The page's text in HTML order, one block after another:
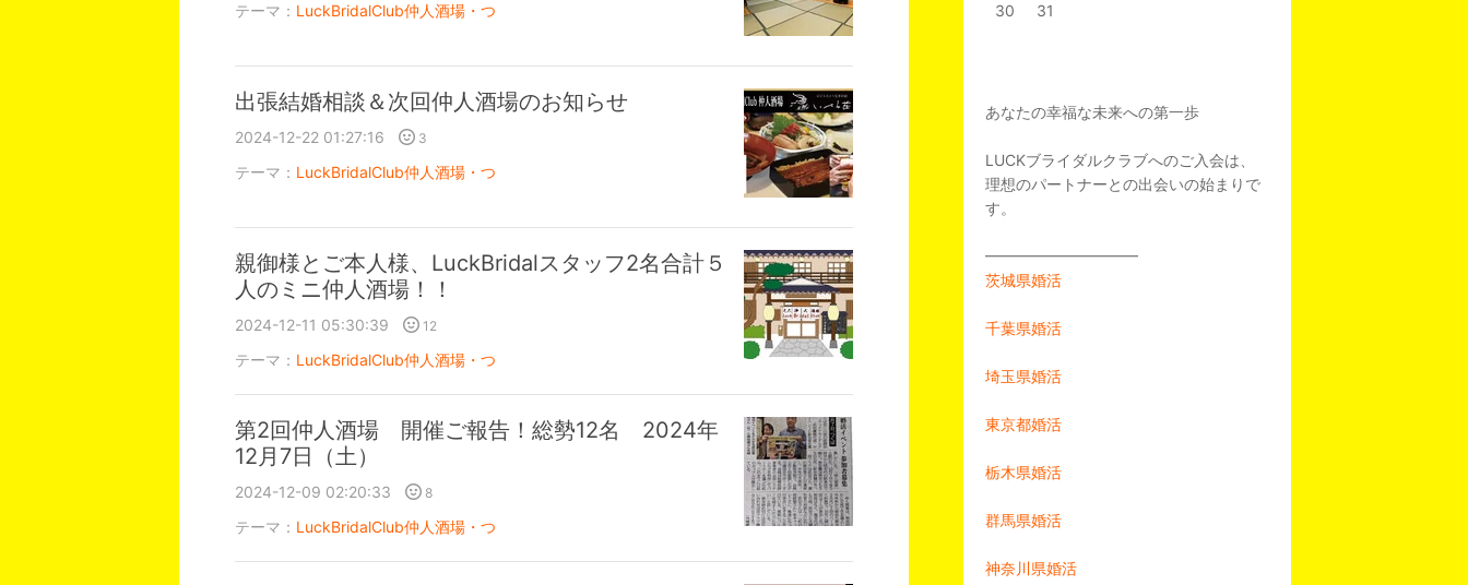
テーマ： LuckBridalClub仲人酒場・つ
出張結婚相談＆次回仲人酒場のお知らせ
2024-12-22 01:27:16 3
テーマ： LuckBridalClub仲人酒場・つ
親御様とご本人様、LuckBridalスタッフ2名合計５
人のミニ仲人酒場！！
2024-12-11 05:30:39 12
テーマ： LuckBridalClub仲人酒場・つ
第2回仲人酒場 開催ご報告！総勢12名 2024年
12月7日（土）
2024-12-09 02:20:33 8
テーマ： LuckBridalClub仲人酒場・つ
30 31
あなたの幸福な未来への第一歩
LUCKブライダルクラブへのご入会は、
理想のパートナーとの出会いの始まりで
す。
━━━━━━━━━━
茨城県婚活
千葉県婚活
埼玉県婚活
東京都婚活
栃木県婚活
群馬県婚活
神奈川県婚活